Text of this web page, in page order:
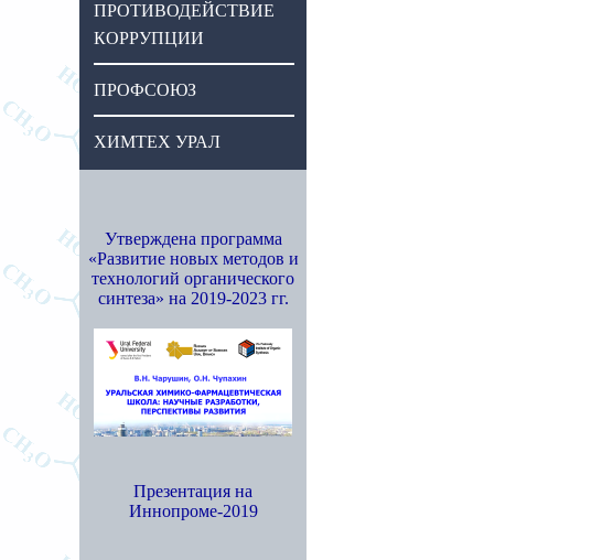
ПРОТИВОДЕЙСТВИЕ
КОРРУПЦИИ
ПРОФСОЮЗ
ХИМТЕХ УРАЛ
Утверждена программа
«Развитие новых методов и
технологий органического
синтеза» на 2019-2023 гг.
Презентация на
Иннопроме-2019